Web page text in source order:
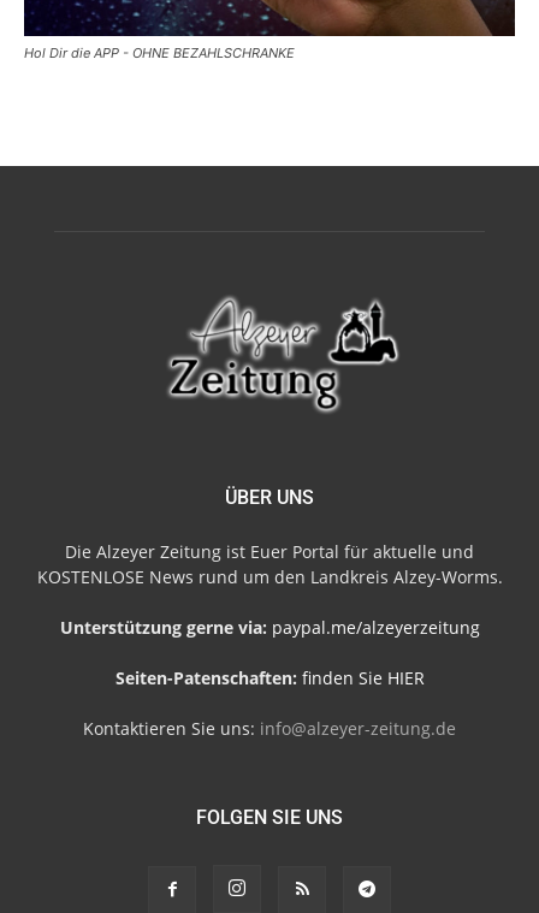
Hol Dir die APP - OHNE BEZAHLSCHRANKE
ÜBER UNS
Die Alzeyer Zeitung ist Euer Portal für aktuelle und
KOSTENLOSE News rund um den Landkreis Alzey-Worms.
Unterstützung gerne via: paypal.me/alzeyerzeitung
Seiten-Patenschaften: finden Sie HIER
Kontaktieren Sie uns: info@alzeyer-zeitung.de
FOLGEN SIE UNS